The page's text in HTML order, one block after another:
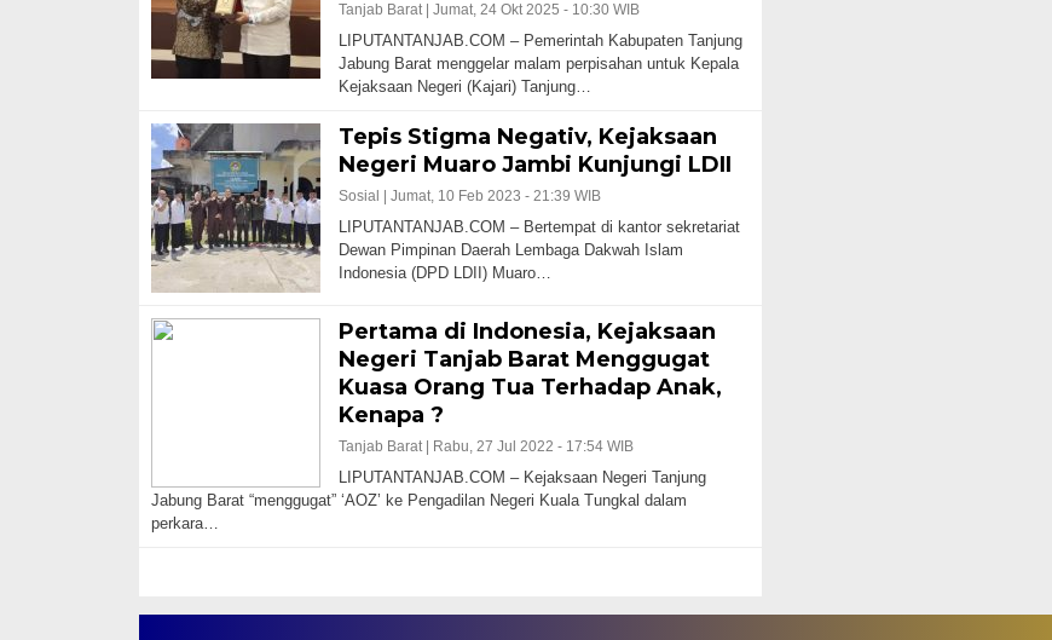
Tanjab Barat | Jumat, 24 Okt 2025 - 10:30 WIB
LIPUTANTANJAB.COM – Pemerintah Kabupaten Tanjung
Jabung Barat menggelar malam perpisahan untuk Kepala
Kejaksaan Negeri (Kajari) Tanjung…
Tepis Stigma Negativ, Kejaksaan
Negeri Muaro Jambi Kunjungi LDII
Sosial | Jumat, 10 Feb 2023 - 21:39 WIB
LIPUTANTANJAB.COM – Bertempat di kantor sekretariat
Dewan Pimpinan Daerah Lembaga Dakwah Islam
Indonesia (DPD LDII) Muaro…
Pertama di Indonesia, Kejaksaan
Negeri Tanjab Barat Menggugat
Kuasa Orang Tua Terhadap Anak,
Kenapa ?
Tanjab Barat | Rabu, 27 Jul 2022 - 17:54 WIB
LIPUTANTANJAB.COM – Kejaksaan Negeri Tanjung
Jabung Barat “menggugat” ‘AOZ’ ke Pengadilan Negeri Kuala Tungkal dalam
perkara…